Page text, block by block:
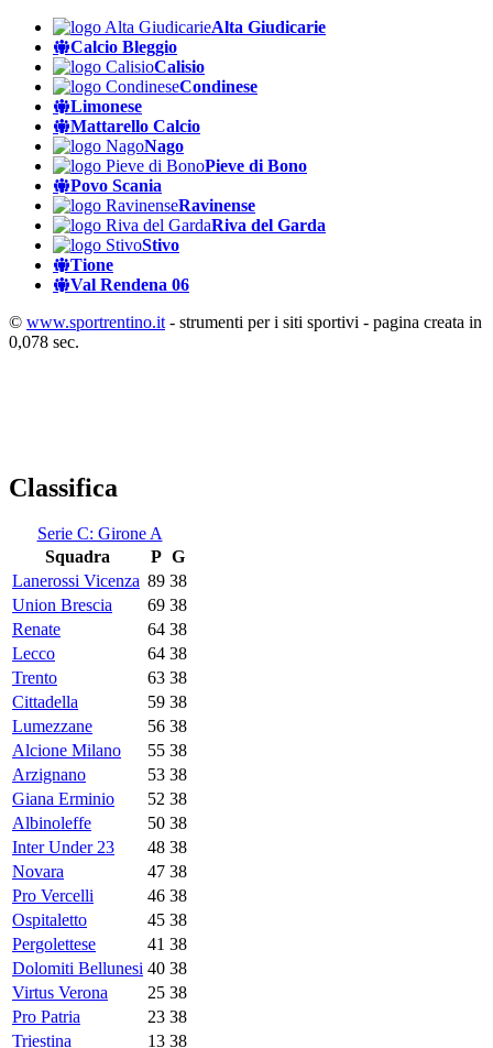
Alta Giudicarie
Calcio Bleggio
Calisio
Condinese
Limonese
Mattarello Calcio
Nago
Pieve di Bono
Povo Scania
Ravinense
Riva del Garda
Stivo
Tione
Val Rendena 06
© www.sportrentino.it - strumenti per i siti sportivi - pagina creata in
0,078 sec.
Classifica
Serie C: Girone A
Squadra
P G
Lanerossi Vicenza 89 38
Union Brescia
69 38
Renate
64 38
Lecco
64 38
Trento
63 38
Cittadella
59 38
Lumezzane
56 38
Alcione Milano
55 38
Arzignano
53 38
Giana Erminio
52 38
Albinoleffe
50 38
Inter Under 23
48 38
Novara
47 38
Pro Vercelli
46 38
Ospitaletto
45 38
Pergolettese
41 38
Dolomiti Bellunesi 40 38
Virtus Verona
25 38
Pro Patria
23 38
Triestina
13 38